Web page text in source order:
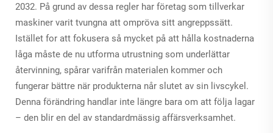
2032. På grund av dessa regler har företag som tillverkar
maskiner varit tvungna att ompröva sitt angreppssätt.
Istället for att fokusera så mycket på att hålla kostnaderna
låga måste de nu utforma utrustning som underlättar
återvinning, spårar varifrån materialen kommer och
fungerar bättre när produkterna når slutet av sin livscykel.
Denna förändring handlar inte längre bara om att följa lagar
– den blir en del av standardmässig affärsverksamhet.